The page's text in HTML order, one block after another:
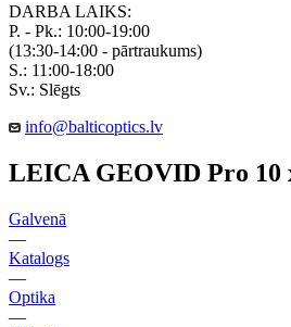
DARBA LAIKS:
P. - Pk.: 10:00-19:00
(13:30-14:00 - pārtraukums)
S.: 11:00-18:00
Sv.: Slēgts
info@balticoptics.lv
LEICA GEOVID Pro 10
Galvenā
—
Katalogs
—
Optika
—